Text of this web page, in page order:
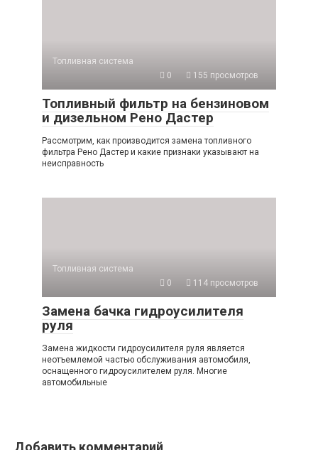
Топливная система
0
155 просмотров
Топливный фильтр на бензиновом
и дизельном Рено Дастер
Рассмотрим, как производится замена топливного
фильтра Рено Дастер и какие признаки указывают на
неисправность
Топливная система
0
114 просмотров
Замена бачка гидроусилителя
руля
Замена жидкости гидроусилителя руля является
неотъемлемой частью обслуживания автомобиля,
оснащенного гидроусилителем руля. Многие
автомобильные
Добавить комментарий